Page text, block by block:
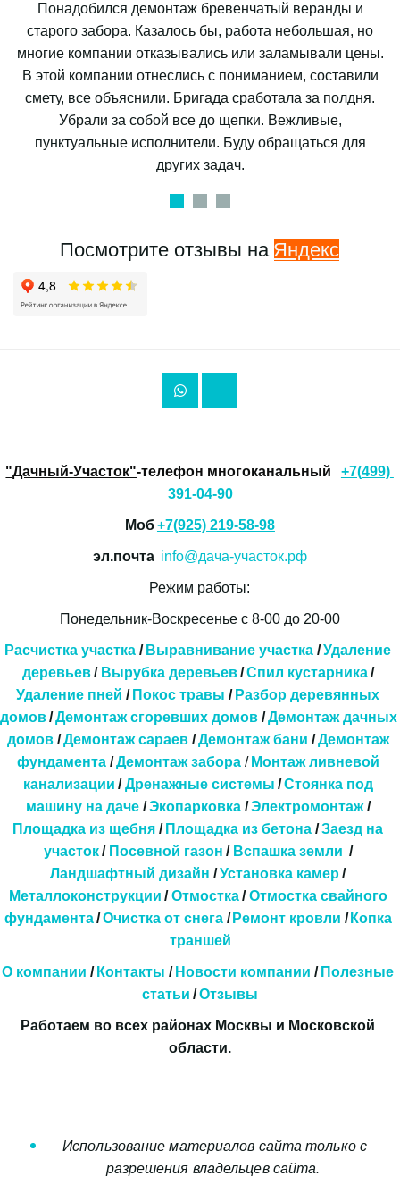
Понадобился демонтаж бревенчатый веранды и
старого забора. Казалось бы, работа небольшая, но
многие компании отказывались или заламывали цены.
В этой компании отнеслись с пониманием, составили
смету, все объяснили. Бригада сработала за полдня.
Убрали за собой все до щепки. Вежливые,
пунктуальные исполнители. Буду обращаться для
других задач.
Посмотрите отзывы на Яндекс
"Дачный-Участок"-телефон многоканальный
+7(499)
391-04-90
Моб +7(925) 219-58-98
эл.почта info@дача-участок.рф
Режим работы:
Понедельник-Воскресенье с 8-00 до 20-00
Расчистка участка / Выравнивание участка / Удаление
деревьев / Вырубка деревьев /Спил кустарника /
Удаление пней / Покос травы / Разбор деревянных
домов/ Демонтаж сгоревших домов / Демонтаж дачных
домов / Демонтаж сараев / Демонтаж бани / Демонтаж
фундамента / Демонтаж забора / Монтаж ливневой
канализации / Дренажные системы / Стоянка под
машину на даче / Экопарковка / Электромонтаж /
Площадка из щебня / Площадка из бетона / Заезд на
участок / Посевной газон / Вспашка земли
  /
Ландшафтный дизайн / Установка камер /
Металлоконструкции / Отмостка / Отмостка свайного
фундамента / Очистка от снега / Ремонт кровли / Копка
траншей
О компании / Контакты / Новости компании / Полезные
статьи / Отзывы
Работаем во всех районах Москвы и Московской
области.
​​Использование материалов сайта только с
разрешения владельцев сайта.